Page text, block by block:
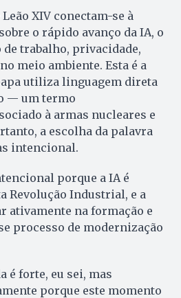
XIV conectam-se à
o rápido avanço da IA, o
trabalho, privacidade,
meio ambiente. Esta é a
utiliza linguagem direta
— um termo
à armas nucleares e
a escolha da palavra
intencional.
porque a IA é
Revolução Industrial, e a
ativamente na formação e
processo de modernização
é forte, eu sei, mas
porque este momento